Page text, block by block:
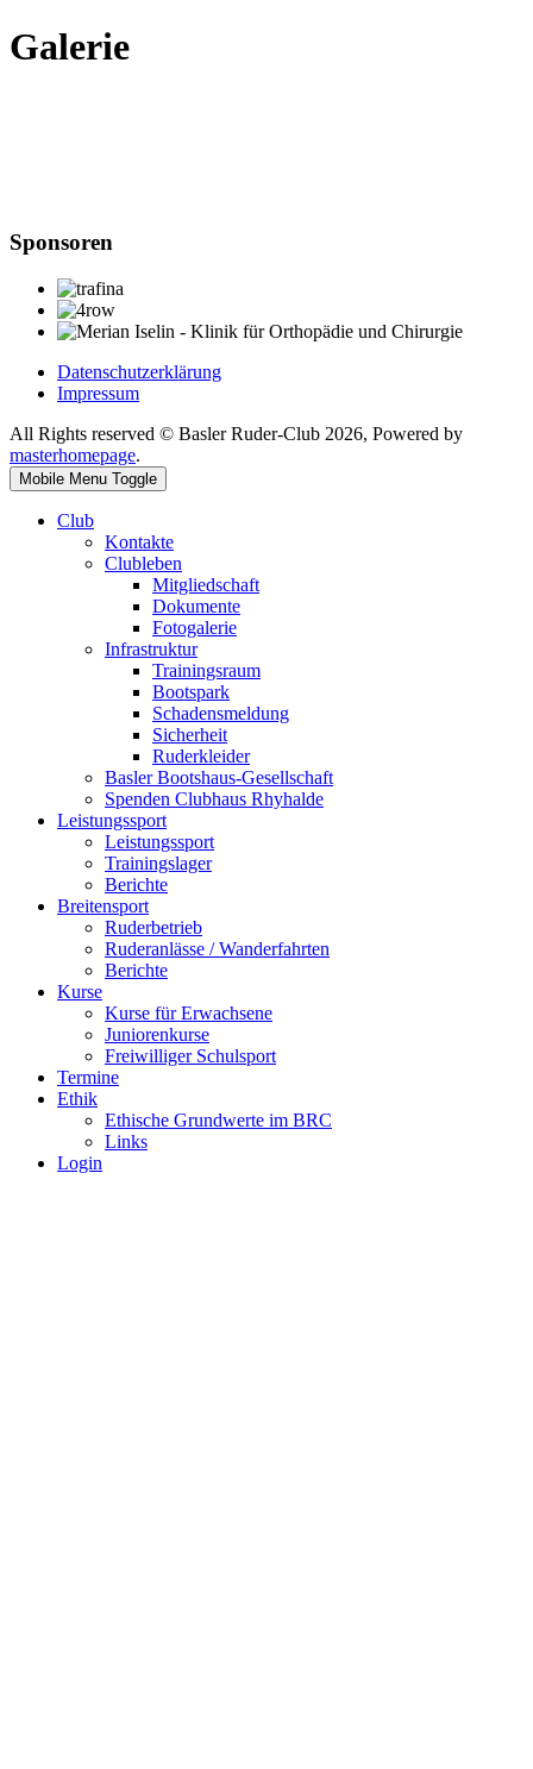
Galerie
Sponsoren
Datenschutzerklärung
Impressum
All Rights reserved © Basler Ruder-Club 2026, Powered by
masterhomepage.
Mobile Menu Toggle
Club
Kontakte
Clubleben
Mitgliedschaft
Dokumente
Fotogalerie
Infrastruktur
Trainingsraum
Bootspark
Schadensmeldung
Sicherheit
Ruderkleider
Basler Bootshaus-Gesellschaft
Spenden Clubhaus Rhyhalde
Leistungssport
Leistungssport
Trainingslager
Berichte
Breitensport
Ruderbetrieb
Ruderanlässe / Wanderfahrten
Berichte
Kurse
Kurse für Erwachsene
Juniorenkurse
Freiwilliger Schulsport
Termine
Ethik
Ethische Grundwerte im BRC
Links
Login